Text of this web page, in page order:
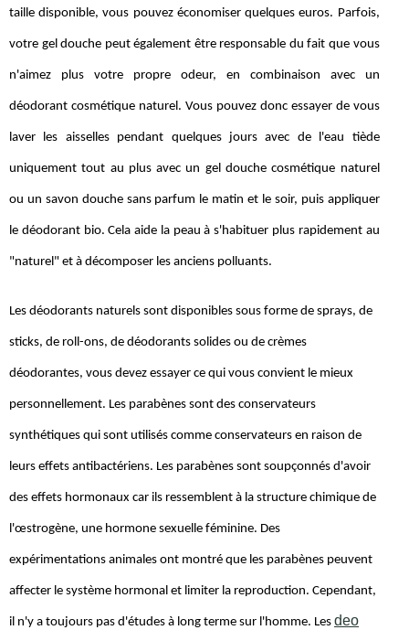
taille disponible, vous pouvez économiser quelques euros. Parfois,
votre gel douche peut également être responsable du fait que vous
n'aimez plus votre propre odeur, en combinaison avec un
déodorant cosmétique naturel. Vous pouvez donc essayer de vous
laver les aisselles pendant quelques jours avec de l'eau tiède
uniquement tout au plus avec un gel douche cosmétique naturel
ou un savon douche sans parfum le matin et le soir, puis appliquer
le déodorant bio. Cela aide la peau à s'habituer plus rapidement au
"naturel" et à décomposer les anciens polluants.
Les déodorants naturels sont disponibles sous forme de sprays, de
sticks, de roll-ons, de déodorants solides ou de crèmes
déodorantes, vous devez essayer ce qui vous convient le mieux
personnellement. Les parabènes sont des conservateurs
synthétiques qui sont utilisés comme conservateurs en raison de
leurs effets antibactériens. Les parabènes sont soupçonnés d'avoir
des effets hormonaux car ils ressemblent à la structure chimique de
l'œstrogène, une hormone sexuelle féminine. Des
expérimentations animales ont montré que les parabènes peuvent
affecter le système hormonal et limiter la reproduction. Cependant,
il n'y a toujours pas d'études à long terme sur l'homme. Les deo